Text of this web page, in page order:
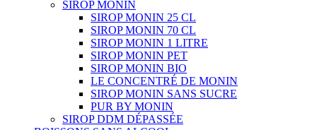
SIROP MONIN
SIROP MONIN 25 CL
SIROP MONIN 70 CL
SIROP MONIN 1 LITRE
SIROP MONIN PET
SIROP MONIN BIO
LE CONCENTRÉ DE MONIN
SIROP MONIN SANS SUCRE
PUR BY MONIN
SIROP DDM DÉPASSÉE